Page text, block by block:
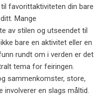
favorittaktiviteten din bare
Mange
av stilen og utseendet til
bare en aktivitet eller en
rundt om i verden er det
tema for feiringen.
sammenkomster, store,
involverer en slags måltid.